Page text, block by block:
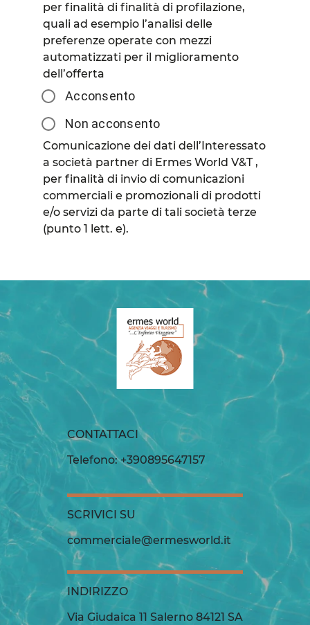
per finalità di finalità di profilazione,
quali ad esempio l’analisi delle
preferenze operate con mezzi
automatizzati per il miglioramento
dell’offerta
Acconsento
Non acconsento
Comunicazione dei dati dell’Interessato
a società partner di Ermes World V&T ,
per finalità di invio di comunicazioni
commerciali e promozionali di prodotti
e/o servizi da parte di tali società terze
(punto 1 lett. e).
CONTATTACI
Telefono: +390895647157
SCRIVICI SU
commerciale@ermesworld.it
INDIRIZZO
Via Giudaica 11 Salerno 84121 SA